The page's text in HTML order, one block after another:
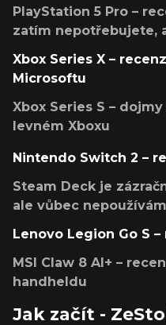
PlayStation 5 Pro –
zatím nepotřebujete,
Xbox Series X –
Microsoftu
Xbox Series S –
levném Xboxu
Nintendo Switch 2 –
Steam Deck je
ale vůbec nepoužívám
Lenovo Legion Go S
MSI Claw 8 AI+ –
handheldu
Jak začít -